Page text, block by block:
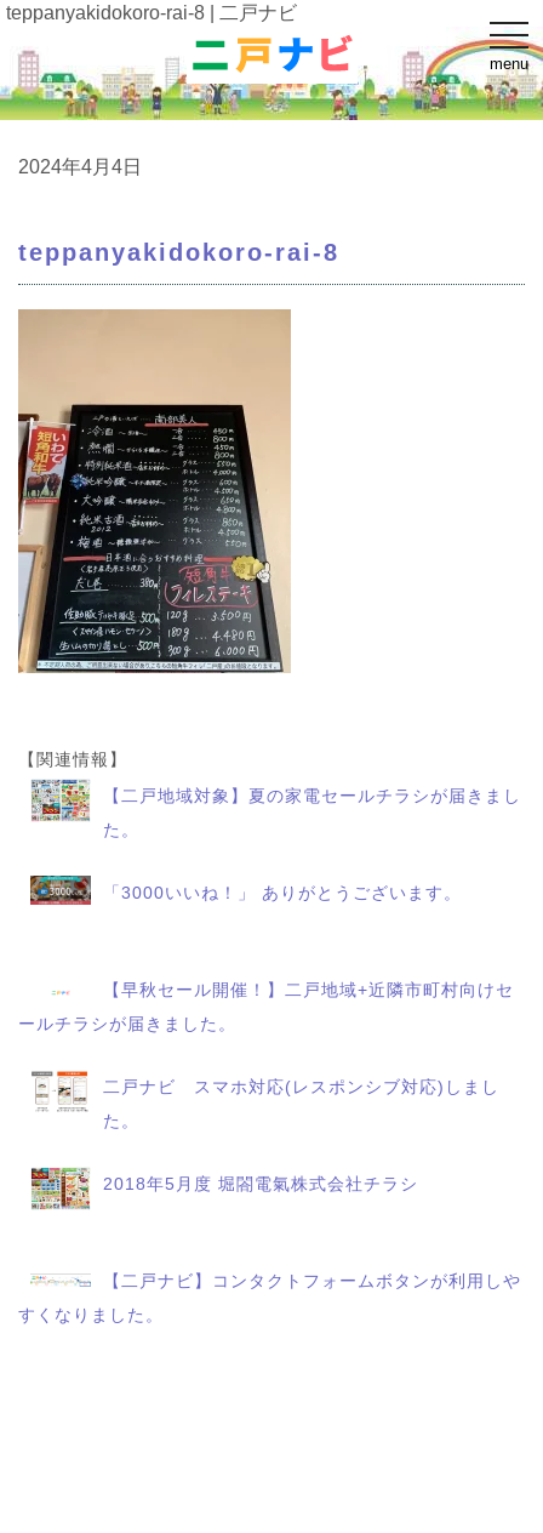
t
o
g
g
l
e
o
menu
teppanyakidokoro-rai-8 | 二戸ナビ
2024年4月4日
teppanyakidokoro-rai-8
【関連情報】
【二戸地域対象】夏の家電セールチラシが届きまし
た。
「3000いいね！」 ありがとうございます。
【早秋セール開催！】二戸地域+近隣市町村向けセ
ールチラシが届きました。
二戸ナビ スマホ対応(レスポンシブ対応)しまし
た。
2018年5月度 堀閤電氣株式会社チラシ
【二戸ナビ】コンタクトフォームボタンが利用しや
すくなりました。